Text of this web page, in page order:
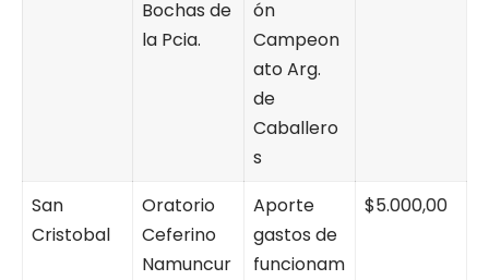
Bochas de
la Pcia.
ón
Campeon
ato Arg.
de
Caballero
s
San
Cristobal
Oratorio
Ceferino
Namuncur
Aporte
gastos de
funcionam
$5.000,00